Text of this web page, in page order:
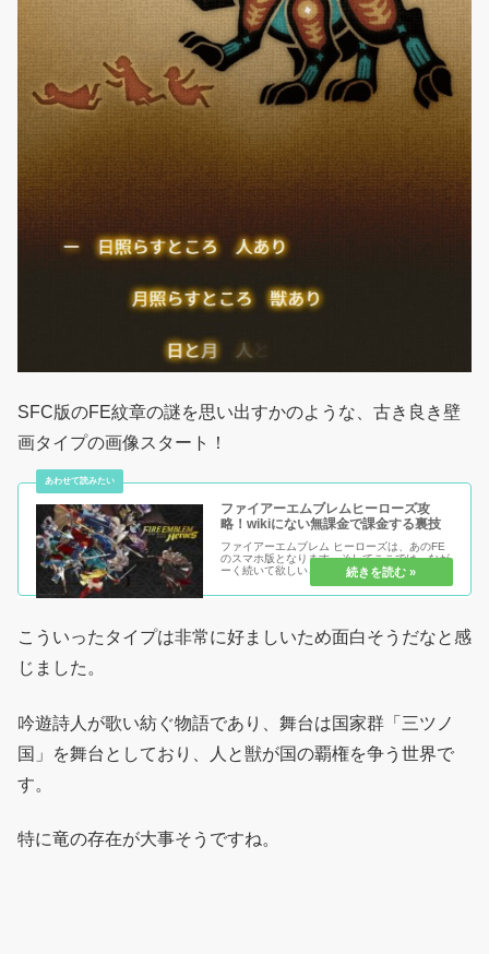
SFC版のFE紋章の謎を思い出すかのような、古き良き壁
画タイプの画像スタート！
ファイアーエムブレムヒーローズ攻
略！wikiにない無課金で課金する裏技
ファイアーエムブレム ヒーローズは、あのFE
のスマホ版となります。そしてここでは、なが
ーく続いて欲しいという願いを込めて、課金し
たいけど課金できない人はwikiにも載っていな
い無課金で課金を目指す！課金ユーザーが一人
こういったタイプは非常に好ましいため面白そうだなと感
じました。
吟遊詩人が歌い紡ぐ物語であり、舞台は国家群「三ツノ
国」を舞台としており、人と獣が国の覇権を争う世界で
す。
特に竜の存在が大事そうですね。